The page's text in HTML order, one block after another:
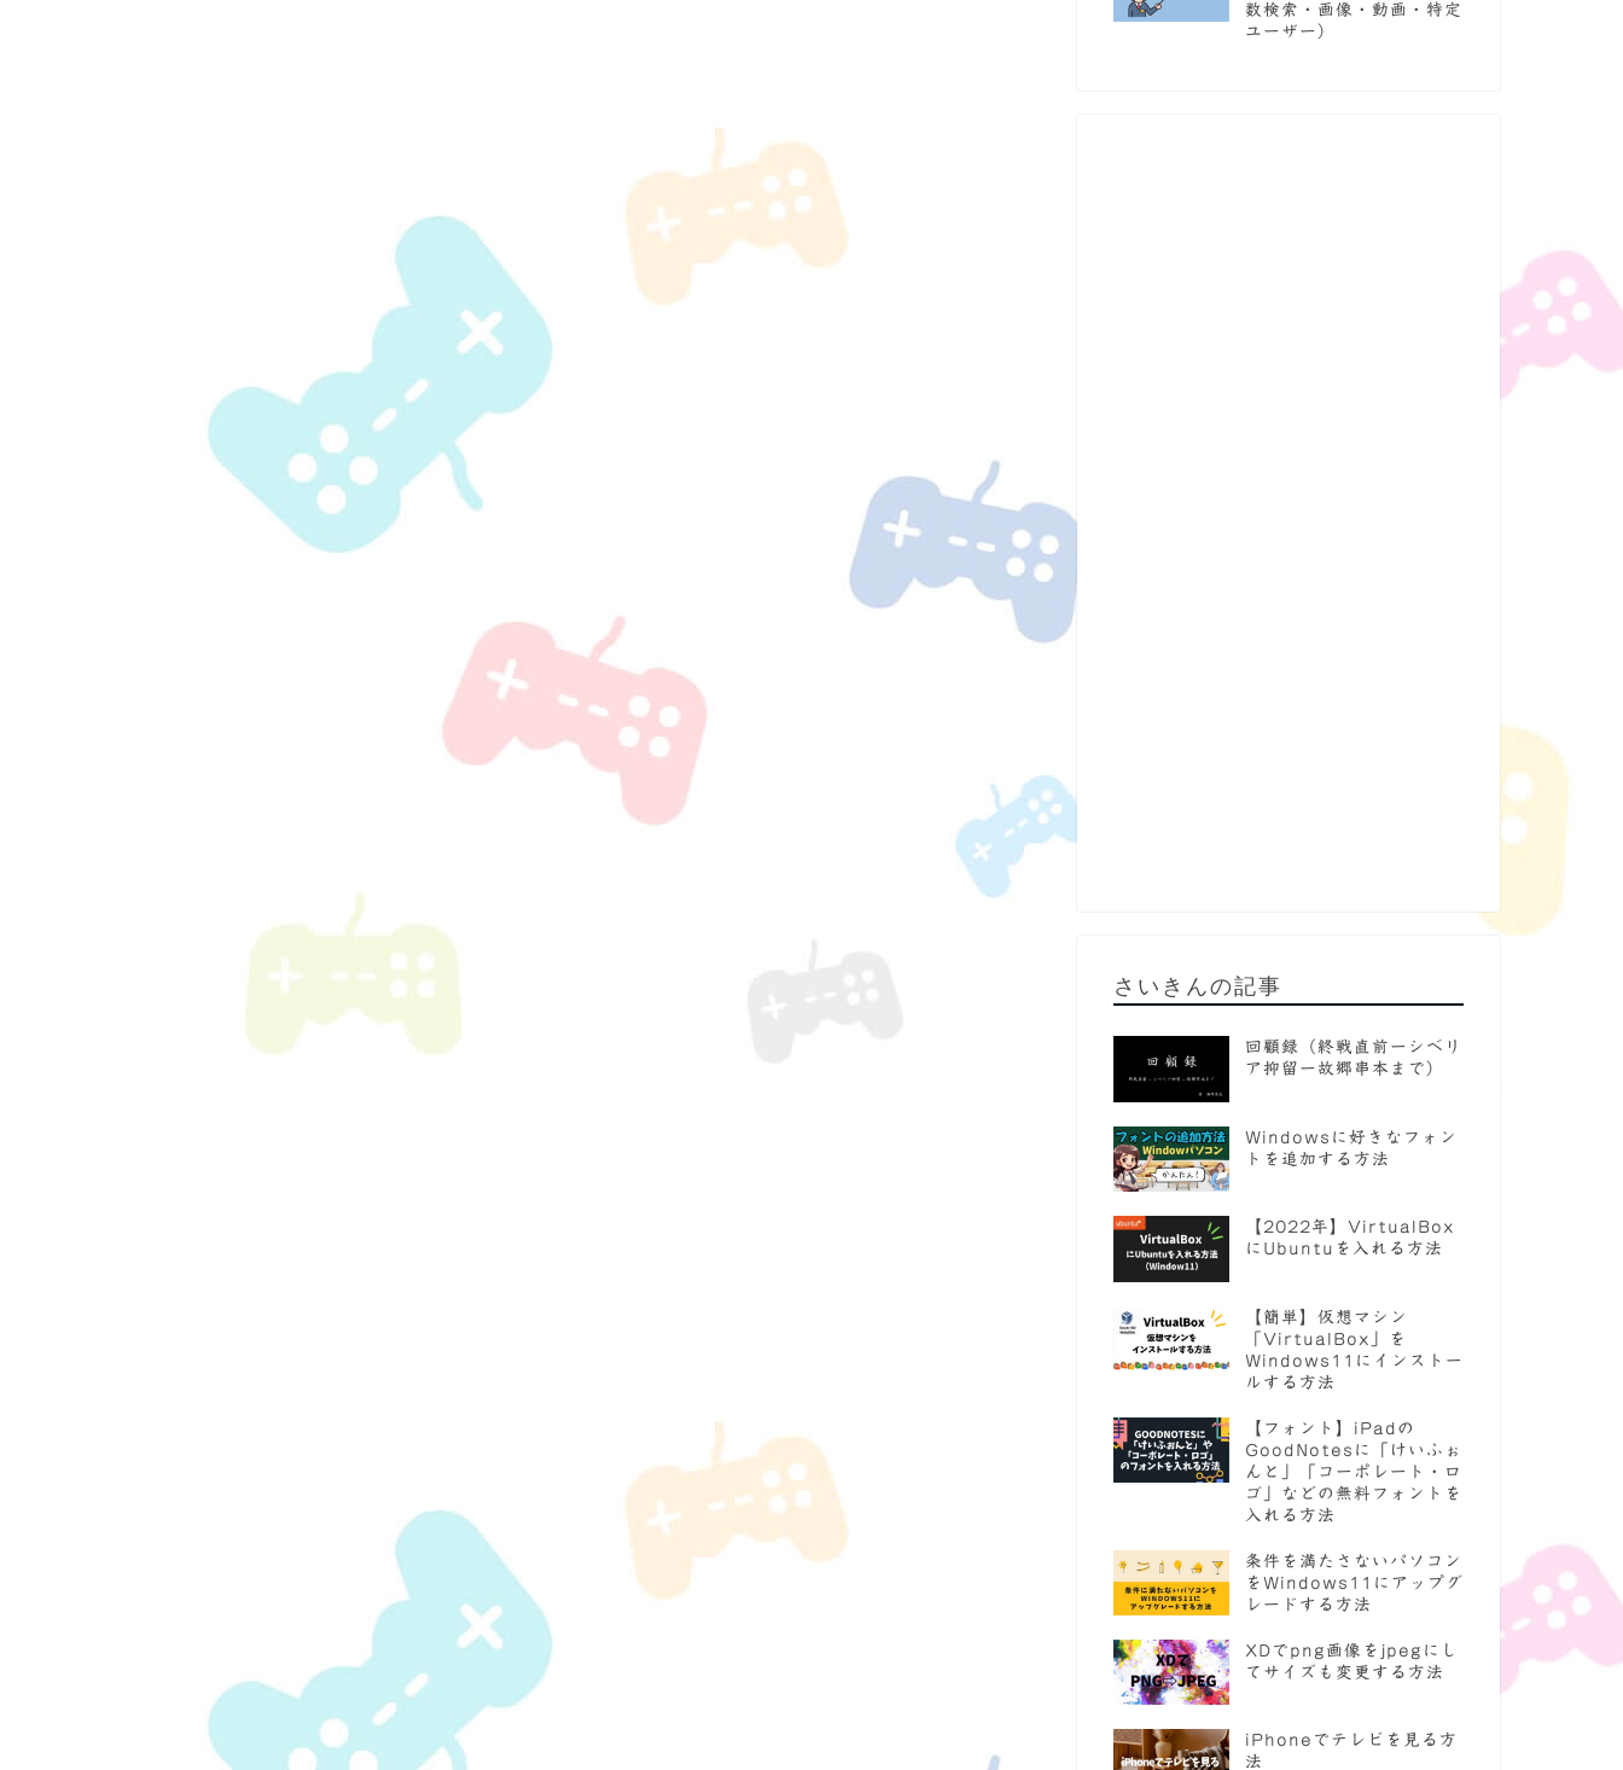
数検索・画像・動画・特定
ユーザー）
さいきんの記事
回顧録（終戦直前ーシベリ
ア抑留ー故郷串本まで）
Windowsに好きなフォン
トを追加する方法
【2022年】VirtualBox
にUbuntuを入れる方法
【簡単】仮想マシン
「VirtualBox」を
Windows11にインストー
ルする方法
【フォント】iPadの
GoodNotesに「けいふぉ
んと」「コーポレート・ロ
ゴ」などの無料フォントを
入れる方法
条件を満たさないパソコン
をWindows11にアップグ
レードする方法
XDでpng画像をjpegにし
てサイズも変更する方法
iPhoneでテレビを見る方
法